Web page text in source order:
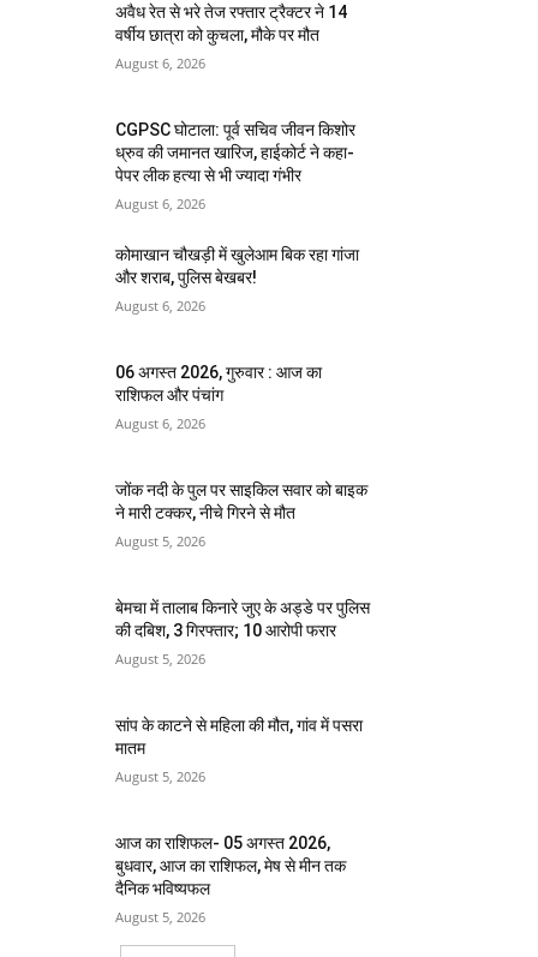
अवैध रेत से भरे तेज रफ्तार ट्रैक्टर ने 14
वर्षीय छात्रा को कुचला, मौके पर मौत
August 6, 2026
CGPSC घोटाला: पूर्व सचिव जीवन किशोर
ध्रुव की जमानत खारिज, हाईकोर्ट ने कहा-
पेपर लीक हत्या से भी ज्यादा गंभीर
August 6, 2026
कोमाखान चौखड़ी में खुलेआम बिक रहा गांजा
और शराब, पुलिस बेखबर!
August 6, 2026
06 अगस्त 2026, गुरुवार : आज का
राशिफल और पंचांग
August 6, 2026
जोंक नदी के पुल पर साइकिल सवार को बाइक
ने मारी टक्कर, नीचे गिरने से मौत
August 5, 2026
बेमचा में तालाब किनारे जुए के अड्डे पर पुलिस
की दबिश, 3 गिरफ्तार; 10 आरोपी फरार
August 5, 2026
सांप के काटने से महिला की मौत, गांव में पसरा
मातम
August 5, 2026
आज का राशिफल- 05 अगस्त 2026,
बुधवार, आज का राशिफल, मेष से मीन तक
दैनिक भविष्यफल
August 5, 2026